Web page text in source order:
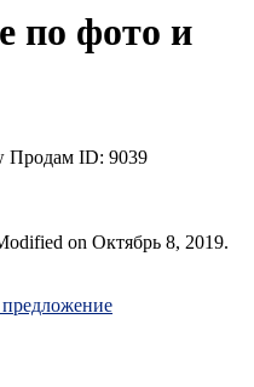
по фото и
Продам ID: 9039
on Октябрь 8, 2019.